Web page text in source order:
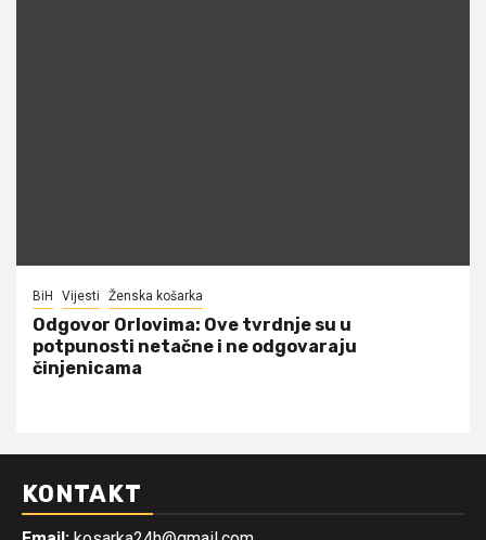
BiH Vijesti Ženska košarka
Odgovor Orlovima: ​Ove tvrdnje su u
potpunosti netačne i ne odgovaraju
činjenicama
KONTAKT